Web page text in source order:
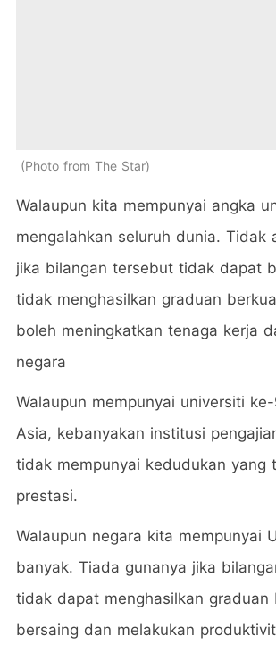
Photo from The Star
Walaupun kita mempunyai angka
mengalahkan seluruh dunia. Tidak
jika bilangan tersebut tidak dapat
tidak menghasilkan graduan
boleh meningkatkan tenaga kerja
negara
Walaupun mempunyai universiti
Asia, kebanyakan institusi
tidak mempunyai kedudukan yang
prestasi.
Walaupun negara kita mempunyai
banyak. Tiada gunanya jika
tidak dapat menghasilkan graduan
bersaing dan melakukan